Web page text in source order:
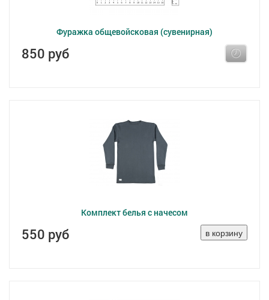
Фуражка общевойсковая (сувенирная)
850 руб
Комплект белья с начесом
550 руб